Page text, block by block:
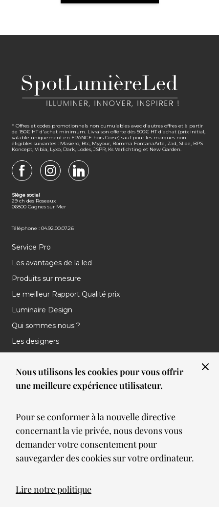
Nous utilisons les cookies pour vous offrir
une meilleure expérience utilisateur.
Pour se conformer à la nouvelle directive
concernant la vie privée, nous devons vous
demander votre consentement pour
sauvegarder des cookies sur votre ordinateur.
Lire notre politique
* Offres et codes promotionnels non cumulables avec d'autres offres et à partir
de 150€ HT d'achat minimum. Livraison offerte dès 500€ HT d'achat (prix initial,
valable uniquement en FRANCE hors Corse) sauf pour les marques non
éligibles suivantes : Masiero, Btc, Myyour, Bomma FontanaArte, Zad, Slide, BPS
Koncept, Vibia, Lyxo, Dark, Lodes, JSPR, Ks Verlichting et New Garden.
Siège social
29 ch des Roseaux
06800 Cagnes sur Mer
Téléphone : 04.92.00.07.26
Service Pro
Les avantages de la led
Produits sur mesure
Le meilleur Rapport Qualité prix
Luminaire Design
Qui sommes nous ?
Les designers
Nos réalisations
Nos Clients
Meilleures ventes
Blog
© 2026 Spot lumiere led. All Rights Reserved